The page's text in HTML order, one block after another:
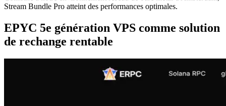
Stream Bundle Pro atteint des performances optimales.
EPYC 5e génération VPS comme solution
de rechange rentable